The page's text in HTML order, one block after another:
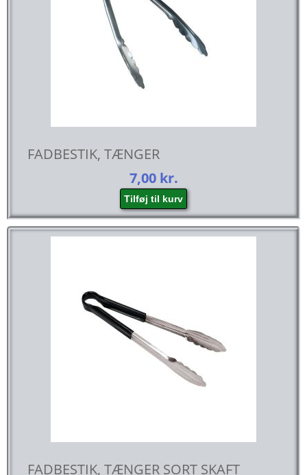
FADBESTIK, TÆNGER
7,00 kr.
Tilføj til kurv
FADBESTIK, TÆNGER SORT SKAFT